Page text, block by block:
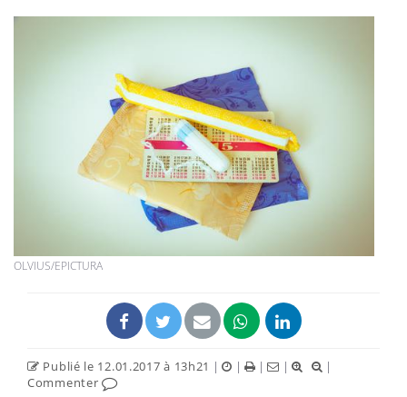
OLVIUS/EPICTURA
Publié le 12.01.2017 à 13h21 | | | |
|
Commenter